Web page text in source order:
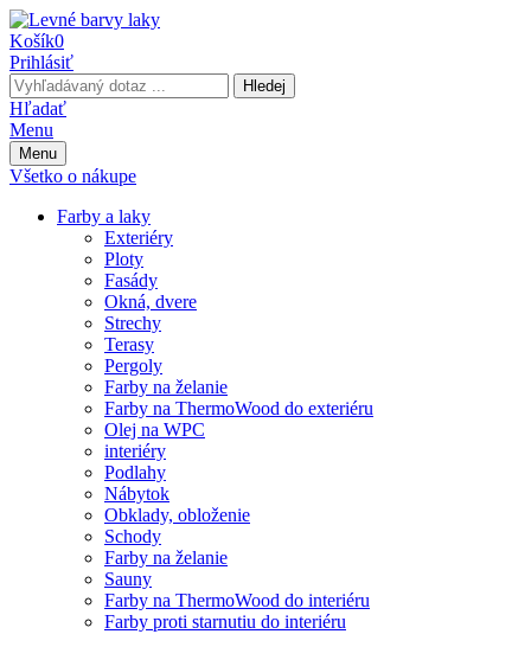
Košík0
Prihlásiť
Hledej
Hľadať
Menu
Menu
Všetko o nákupe
Farby a laky
Exteriéry
Ploty
Fasády
Okná, dvere
Strechy
Terasy
Pergoly
Farby na želanie
Farby na ThermoWood do exteriéru
Olej na WPC
interiéry
Podlahy
Nábytok
Obklady, obloženie
Schody
Farby na želanie
Sauny
Farby na ThermoWood do interiéru
Farby proti starnutiu do interiéru